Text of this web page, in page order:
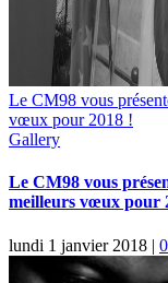
Le CM98 vous
vœux pour 2018 !
Gallery
Le CM98 vous
meilleurs vœux pour
lundi 1 janvier 2018 |